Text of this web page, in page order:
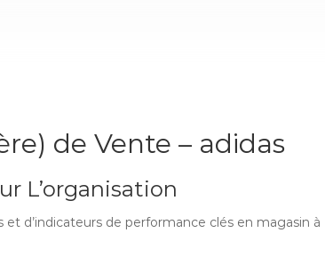
de Vente – adidas
L’organisation
d’indicateurs de performance clés en magasin à